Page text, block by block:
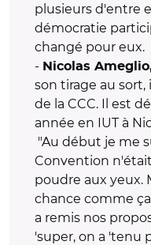
plusieurs d'entre
démocratie
changé pour eux.
- Nicolas
son tirage au
de la CCC. Il est
année en IUT à
"Au début je me
Convention
poudre aux yeux.
chance comme
a remis nos
'super, on a 'tenu